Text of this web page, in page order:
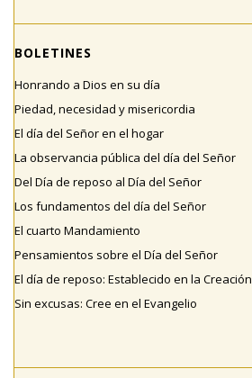
BOLETINES
Honrando a Dios en su día
Piedad, necesidad y misericordia
El día del Señor en el hogar
La observancia pública del día del Señor
Del Día de reposo al Día del Señor
Los fundamentos del día del Señor
El cuarto Mandamiento
Pensamientos sobre el Día del Señor
El día de reposo: Establecido en la Creación
Sin excusas: Cree en el Evangelio